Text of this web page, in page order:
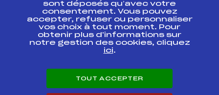
Antidopage
Pôle Développement, Formation, Suivi
Scientifique
Listes ministérielles
Pôle vie de l’athlète
Enseignement professionnel
Carrières
sont déposés qu’avec votre
consentement. Vous pouvez
accepter, refuser ou personnaliser
vos choix à tout moment. Pour
obtenir plus d'informations sur
notre gestion des cookies, cliquez
ici.
TOUT ACCEPTER